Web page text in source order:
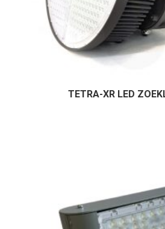
TETRA-XR LED